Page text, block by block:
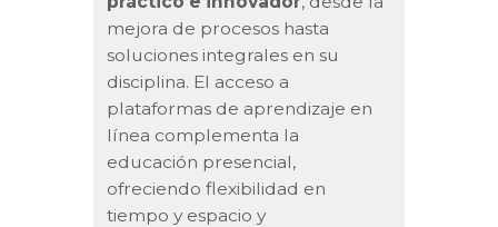
mejora de procesos hasta
soluciones integrales en su
disciplina. El acceso a
plataformas de aprendizaje en
línea complementa la
educación presencial,
ofreciendo flexibilidad en
tiempo y espacio y